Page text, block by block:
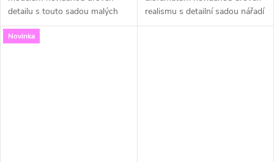
detailu s touto sadou malých
dřevěných sudů od firmy
Miniart. V měřítku 1:35 se tyto
realismu s detailní sadou nářadí
od Miniart. Tento set v
Novinka